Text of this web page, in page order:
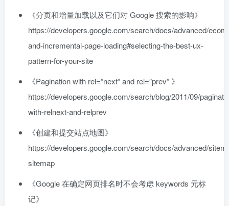
《分页和增量加载以及它们对 Google 搜索的影响》
https://developers.google.com/search/docs/advanced/
and-incremental-page-loading#selecting-the-best-ux-
pattern-for-your-site
《Pagination with rel=”next” and rel=”prev” 》
https://developers.google.com/search/blog/2011/09/
with-relnext-and-relprev
《创建和提交站点地图》
https://developers.google.com/search/docs/advanced/
sitemap
《Google 在确定网页排名时不会考虑 keywords 元标
记》